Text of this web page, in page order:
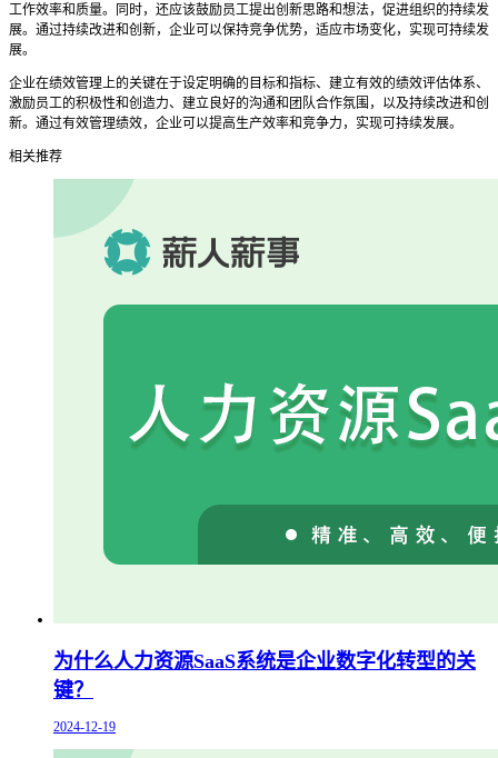
工作效率和质量。同时，还应该鼓励员工提出创新思路和想法，促进组织的持续发
展。通过持续改进和创新，企业可以保持竞争优势，适应市场变化，实现可持续发
展。
企业在绩效管理上的关键在于设定明确的目标和指标、建立有效的绩效评估体系、
激励员工的积极性和创造力、建立良好的沟通和团队合作氛围，以及持续改进和创
新。通过有效管理绩效，企业可以提高生产效率和竞争力，实现可持续发展。
相关推荐
为什么人力资源SaaS系统是企业数字化转型的关
键？
2024-12-19